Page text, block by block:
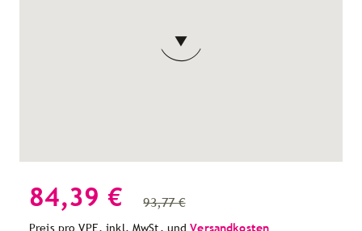
84,39 € 93,77 €
Preis pro VPE, inkl. MwSt. undVersandkosten